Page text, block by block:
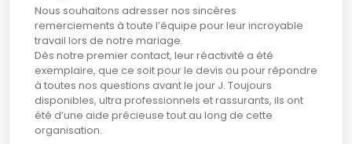
Nous souhaitons adresser nos sincères
remerciements à toute l’équipe pour leur incroyable
travail lors de notre mariage.
Dès notre premier contact, leur réactivité a été
exemplaire, que ce soit pour le devis ou pour répondre
à toutes nos questions avant le jour J. Toujours
disponibles, ultra professionnels et rassurants, ils ont
été d’une aide précieuse tout au long de cette
organisation.